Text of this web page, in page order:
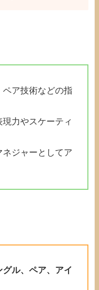
ペア技術などの指
現力やスケーティ
ネジャーとしてア
ル、ペア、アイ